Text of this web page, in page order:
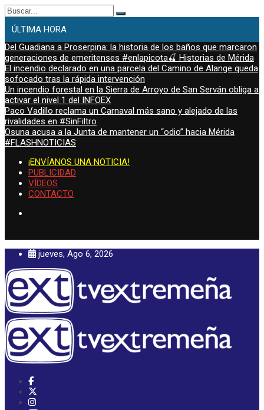
Buscar:
ÚLTIMA HORA
Del Guadiana a Proserpina: la historia de los baños que marcaron
generaciones de emeritenses #enlapicota🍒 Historias de Mérida
El incendio declarado en una parcela del Camino de Alange queda
sofocado tras la rápida intervención
Un incendio forestal en la Sierra de Arroyo de San Serván obliga a
activar el nivel 1 del INFOEX
Paco Vadillo reclama un Carnaval más sano y alejado de las
rivalidades en #SinFiltro
Osuna acusa a la Junta de mantener un “odio” hacia Mérida
#FLASHNOTICIAS
¡ENVÍANOS UNA NOTICIA!
PUBLICIDAD
VÍDEOS
CONTACTO
jueves, Ago 6, 2026